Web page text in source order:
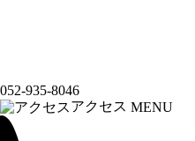
052-935-8046
アクセス MENU